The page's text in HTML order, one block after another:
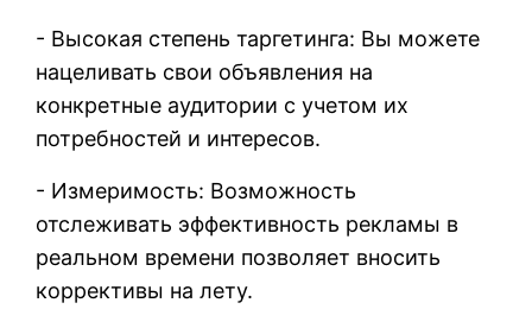
- Высокая степень таргетинга: Вы можете
нацеливать свои объявления на
конкретные аудитории с учетом их
потребностей и интересов.
- Измеримость: Возможность
отслеживать эффективность рекламы в
реальном времени позволяет вносить
коррективы на лету.